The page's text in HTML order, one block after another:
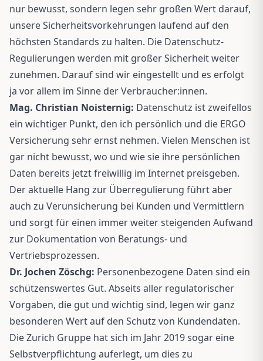
nur bewusst, sondern legen sehr großen Wert darauf,
unsere Sicherheitsvorkehrungen laufend auf den
höchsten Standards zu halten. Die Datenschutz-
Regulierungen werden mit großer Sicherheit weiter
zunehmen. Darauf sind wir eingestellt und es erfolgt
ja vor allem im Sinne der Verbraucher:innen.
Mag. Christian Noisternig: Datenschutz ist zweifellos
ein wichtiger Punkt, den ich persönlich und die ERGO
Versicherung sehr ernst nehmen. Vielen Menschen ist
gar nicht bewusst, wo und wie sie ihre persönlichen
Daten bereits jetzt freiwillig im Internet preisgeben.
Der aktuelle Hang zur Überregulierung führt aber
auch zu Verunsicherung bei Kunden und Vermittlern
und sorgt für einen immer weiter steigenden Aufwand
zur Dokumentation von Beratungs- und
Vertriebsprozessen.
Dr. Jochen Zöschg: Personenbezogene Daten sind ein
schützenswertes Gut. Abseits aller regulatorischer
Vorgaben, die gut und wichtig sind, legen wir ganz
besonderen Wert auf den Schutz von Kundendaten.
Die Zurich Gruppe hat sich im Jahr 2019 sogar eine
Selbstverpflichtung auferlegt, um dies zu